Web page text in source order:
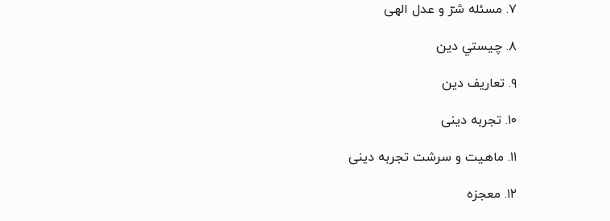
۷. مسئله شرّ و عدل الهی
۸. چيستي دين
۹. تعاریف دين
۱۰. تجربه دینی
۱۱. ماهیت و سرشت تجربه دینی
۱۲. معجزه